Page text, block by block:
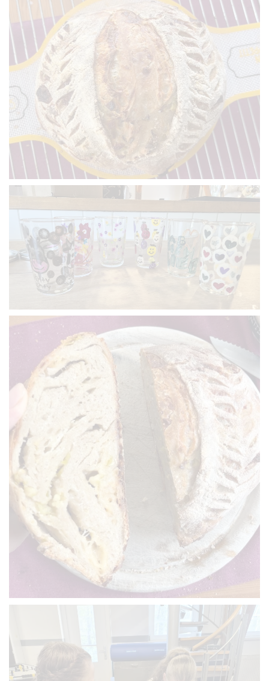
VERGRÖSSERN
VERGRÖSSERN
VERGRÖSSERN